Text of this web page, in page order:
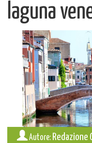
laguna
Autore: Redazione